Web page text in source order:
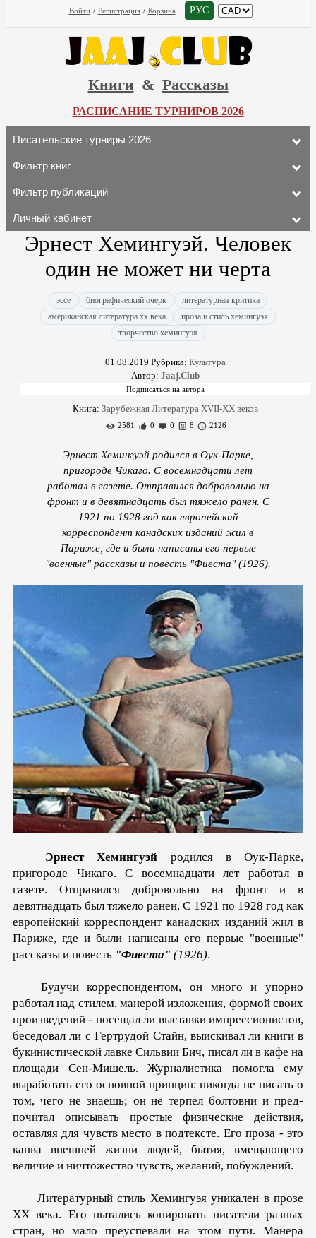
Войти / Регистрация / Корзина РУС
Книги & Рассказы
РАСПИСАНИЕ ТУРНИРОВ 2026
Писательские турниры 2026
Фильтр книг
Фильтр публикаций
Личный кабинет
Эрнест Хемингуэй. Человек
один не мо­жет ни черта
эссе биографический очерк
литературная критика
американская литература xx века
проза и стиль хемингуэя
творчество хемингуэя
01.08.2019 Рубрика: Культура
Автор: Jaaj.Club
Книга: Зарубежная Литература XVII-XX веков
2581 0 0 8 2126
Эрнест Хемингуэй родился в Оук-Парке,
пригороде Чикаго. С восемнадцати лет
работал в газете. Отправился добровольно на
фронт и в девятнадцать был тяжело ранен. С
1921 по 1928 год как европейский
корреспондент канадских изданий жил в
Париже, где и были написаны его первые
"военные" рассказы и повесть "Фиеста" (1926).
Эрнест Хемингуэй родился в Оук-Парке,
пригороде Чикаго. С восемнадцати лет работал в
газете. Отправился добровольно на фронт и в
девятнадцать был тяжело ранен. С 1921 по 1928 год как
европейский корреспондент канадских изданий жил в
Париже, где и были написаны его первые "военные"
рассказы и повесть "Фиеста" (1926).
Будучи корреспондентом, он много и упорно
работал над стилем, мане­рой изложения, формой своих
произведений - посещал ли выставки импрессионистов,
беседовал ли с Гертрудой Стайн, выискивал ли книги в
букинистической лавке Сильвии Бич, писал ли в кафе на
площади Сен-Мишель. Журналистика по­могла ему
выработать его основной принцип: никогда не пи­сать о
том, чего не знаешь; он не терпел болтовни и пред­
почитал описывать простые физические действия,
оставляя для чувств место в подтексте. Его проза - это
канва внешней жизни людей, бытия, вмещающего
величие и ничтожество чувств, желаний, побуждений.
Литературный стиль Хемингуэя уникален в прозе
XX века. Его пытались копировать писатели разных
стран, но мало преуспевали на этом пути. Манера